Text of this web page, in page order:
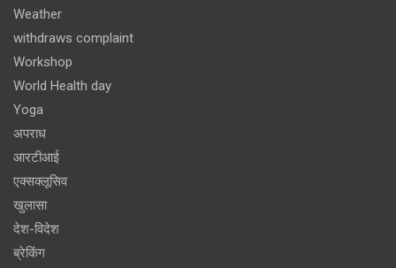
Weather
withdraws complaint
Workshop
World Health day
Yoga
अपराध
आरटीआई
एक्सक्लूसिव
खुलासा
देश-विदेश
ब्रेकिंग